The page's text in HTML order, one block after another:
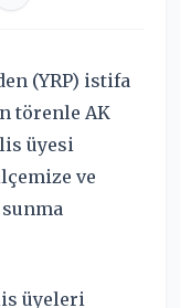
(YRP) istifa
törenle AK
üyesi
ve
üyeleri